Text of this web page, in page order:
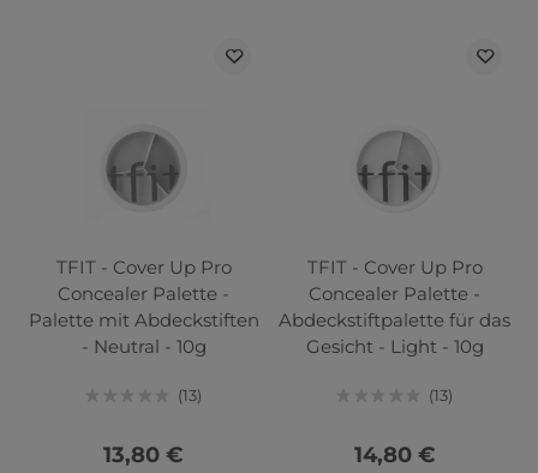
TFIT - Cover Up Pro
Concealer Palette -
Palette mit Abdeckstiften
- Neutral - 10g
13
13,80 €
TFIT - Cover Up Pro
Concealer Palette -
Abdeckstiftpalette für das
Gesicht - Light - 10g
13
14,80 €